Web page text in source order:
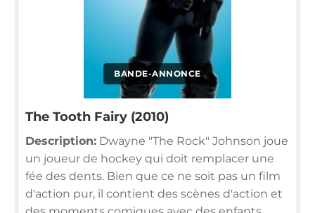
BANDE-ANNONCE
The Tooth Fairy (2010)
Description: Dwayne "The Rock" Johnson joue
un joueur de hockey qui doit remplacer une
fée des dents. Bien que ce ne soit pas un film
d'action pur, il contient des scènes d'action et